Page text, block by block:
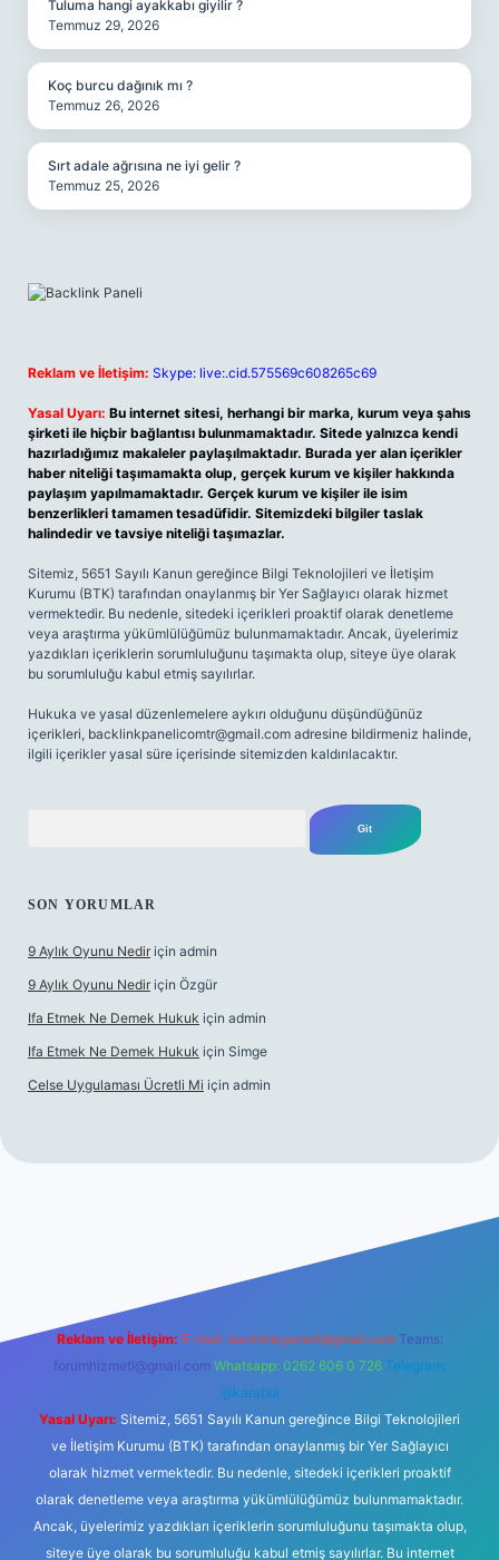
Tuluma hangi ayakkabı giyilir ?
Temmuz 29, 2026
Koç burcu dağınık mı ?
Temmuz 26, 2026
Sırt adale ağrısına ne iyi gelir ?
Temmuz 25, 2026
Reklam ve İletişim: Skype: live:.cid.575569c608265c69
Yasal Uyarı: Bu internet sitesi, herhangi bir marka, kurum veya şahıs
şirketi ile hiçbir bağlantısı bulunmamaktadır. Sitede yalnızca kendi
hazırladığımız makaleler paylaşılmaktadır. Burada yer alan içerikler
haber niteliği taşımamakta olup, gerçek kurum ve kişiler hakkında
paylaşım yapılmamaktadır. Gerçek kurum ve kişiler ile isim
benzerlikleri tamamen tesadüfidir. Sitemizdeki bilgiler taslak
halindedir ve tavsiye niteliği taşımazlar.
Sitemiz, 5651 Sayılı Kanun gereğince Bilgi Teknolojileri ve İletişim
Kurumu (BTK) tarafından onaylanmış bir Yer Sağlayıcı olarak hizmet
vermektedir. Bu nedenle, sitedeki içerikleri proaktif olarak denetleme
veya araştırma yükümlülüğümüz bulunmamaktadır. Ancak, üyelerimiz
yazdıkları içeriklerin sorumluluğunu taşımakta olup, siteye üye olarak
bu sorumluluğu kabul etmiş sayılırlar.
Hukuka ve yasal düzenlemelere aykırı olduğunu düşündüğünüz
içerikleri, backlinkpanelicomtr@gmail.com adresine bildirmeniz halinde,
ilgili içerikler yasal süre içerisinde sitemizden kaldırılacaktır.
SON YORUMLAR
9 Aylık Oyunu Nedir için admin
9 Aylık Oyunu Nedir için Özgür
Ifa Etmek Ne Demek Hukuk için admin
Ifa Etmek Ne Demek Hukuk için Simge
Celse Uygulaması Ücretli Mi için admin
Reklam ve İletişim: E-mail: backlinkpaneli@gmail.com Teams:
forumhizmeti@gmail.com Whatsapp: 0262 606 0 726 Telegram:
@karabul
Yasal Uyarı: Sitemiz, 5651 Sayılı Kanun gereğince Bilgi Teknolojileri
ve İletişim Kurumu (BTK) tarafından onaylanmış bir Yer Sağlayıcı
olarak hizmet vermektedir. Bu nedenle, sitedeki içerikleri proaktif
olarak denetleme veya araştırma yükümlülüğümüz bulunmamaktadır.
Ancak, üyelerimiz yazdıkları içeriklerin sorumluluğunu taşımakta olup,
siteye üye olarak bu sorumluluğu kabul etmiş sayılırlar. Bu internet